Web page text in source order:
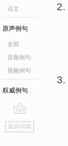
论文
原声例句
全部
音频例句
视频例句
权威例句
go
top
返回词典